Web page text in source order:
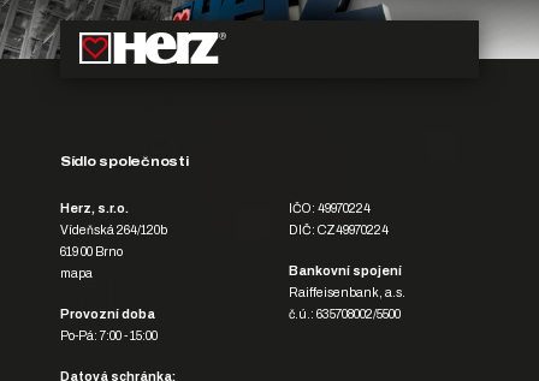
Sídlo společnosti
Herz, s.r.o.
Vídeňská 264/120b
619 00 Brno
mapa
Provozní doba
Po-Pá: 7:00 - 15:00
IČO: 49970224
DIČ: CZ49970224
Bankovní spojení
Raiffeisenbank, a.s.
č.ú.: 635708002/5500
Datová schránka: